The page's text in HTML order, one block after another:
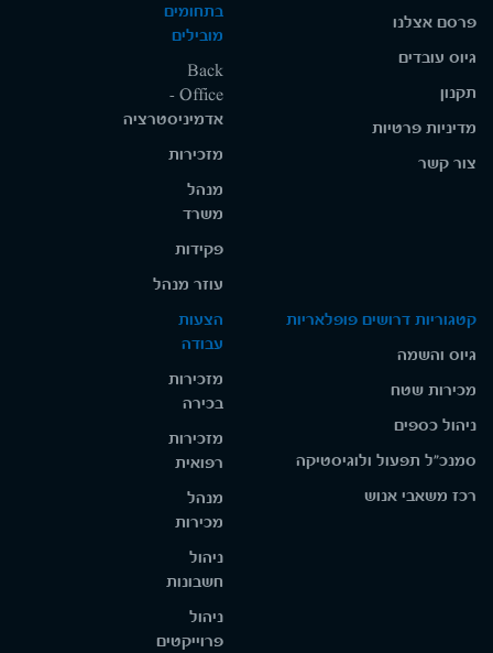
פרסם אצלנו
גיוס עובדים
תקנון
מדיניות פרטיות
צור קשר
בתחומים
מובילים
Back
Office -
אדמיניסטרציה
מזכירות
מנהל
משרד
פקידות
עוזר מנהל
קטגוריות דרושים פופלאריות
גיוס והשמה
מכירות שטח
ניהול כספים
סמנכ"ל תפעול ולוגיסטיקה
רכז משאבי אנוש
הצעות
עבודה
מזכירות
בכירה
מזכירות
רפואית
מנהל
מכירות
ניהול
חשבונות
ניהול
פרוייקטים